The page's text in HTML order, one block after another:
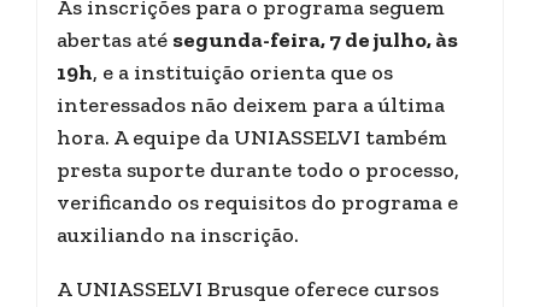
As inscrições para o programa seguem
abertas até segunda-feira, 7 de julho, às
19h, e a instituição orienta que os
interessados não deixem para a última
hora. A equipe da UNIASSELVI também
presta suporte durante todo o processo,
verificando os requisitos do programa e
auxiliando na inscrição.
A UNIASSELVI Brusque oferece cursos